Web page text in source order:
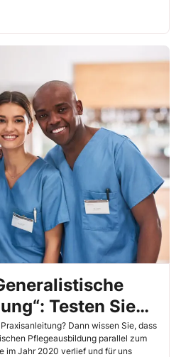
Testen Sie
Dann wissen Sie, dass
Pflegeausbildung parallel zum
im Jahr 2020 verlief und für uns